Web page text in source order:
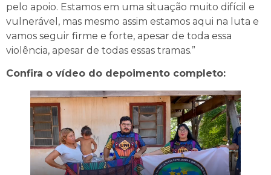
pelo apoio. Estamos em uma situação muito difícil e
vulnerável, mas mesmo assim estamos aqui na luta e
vamos seguir firme e forte, apesar de toda essa
violência, apesar de todas essas tramas.”
Confira o vídeo do depoimento completo: